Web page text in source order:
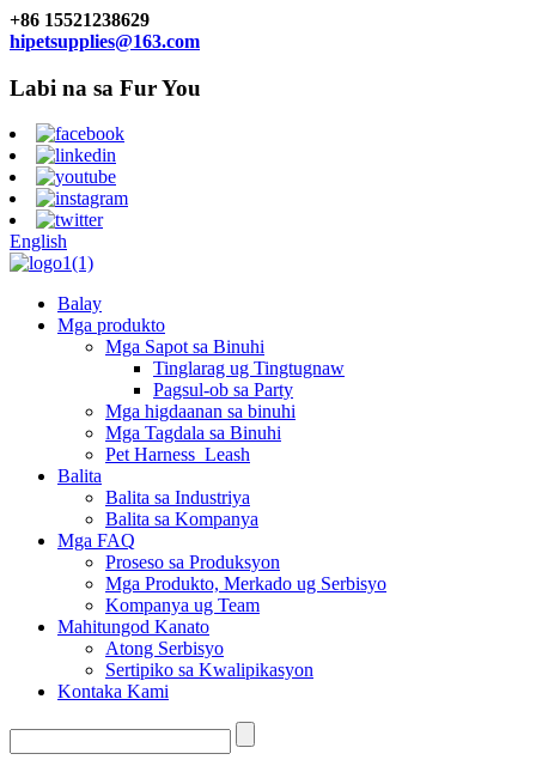
+86 15521238629
hipetsupplies@163.com
Labi na sa Fur You
English
Balay
Mga produkto
Mga Sapot sa Binuhi
Tinglarag ug Tingtugnaw
Pagsul-ob sa Party
Mga higdaanan sa binuhi
Mga Tagdala sa Binuhi
Pet Harness_Leash
Balita
Balita sa Industriya
Balita sa Kompanya
Mga FAQ
Proseso sa Produksyon
Mga Produkto, Merkado ug Serbisyo
Kompanya ug Team
Mahitungod Kanato
Atong Serbisyo
Sertipiko sa Kwalipikasyon
Kontaka Kami